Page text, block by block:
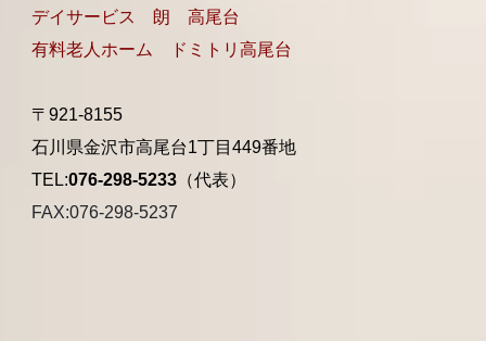
デイサービス 朗 高尾台
有料老人ホーム ドミトリ高尾台
〒921-8155
石川県金沢市高尾台1丁目449番地
TEL:076-298-5233 （代表）
FAX:076-298-5237